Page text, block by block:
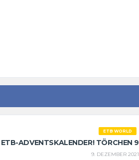
ETB WORLD
ETB-ADVENTSKALENDER! TÖRCHEN 9
9. DEZEMBER 2021